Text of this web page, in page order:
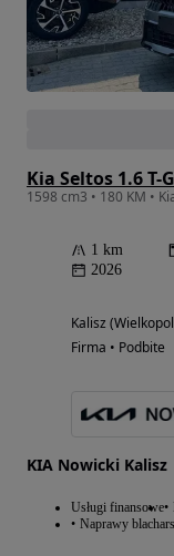
Kia Seltos 1.6 T-
1 km
2026
Kalisz
Firma • Podbite
KIA Nowicki Kalisz
Usługi finansowe
Naprawy